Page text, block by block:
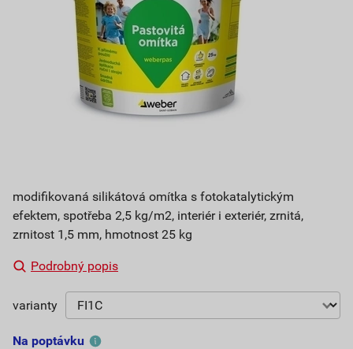
modifikovaná silikátová omítka s fotokatalytickým
efektem, spotřeba 2,5 kg/m2, interiér i exteriér, zrnitá,
zrnitost 1,5 mm, hmotnost 25 kg
Podrobný popis
varianty
Na poptávku